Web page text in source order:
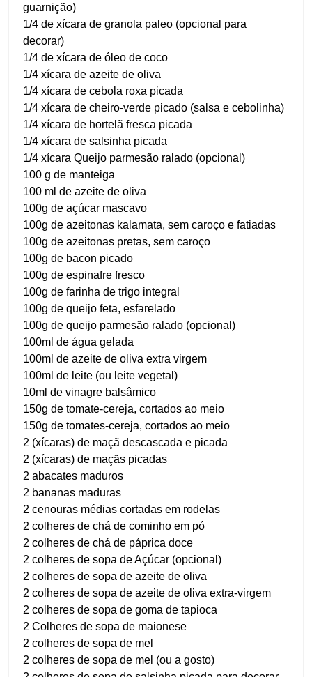
guarnição)
1/4 de xícara de granola paleo (opcional para
decorar)
1/4 de xícara de óleo de coco
1/4 xícara de azeite de oliva
1/4 xícara de cebola roxa picada
1/4 xícara de cheiro-verde picado (salsa e cebolinha)
1/4 xícara de hortelã fresca picada
1/4 xícara de salsinha picada
1/4 xícara Queijo parmesão ralado (opcional)
100 g de manteiga
100 ml de azeite de oliva
100g de açúcar mascavo
100g de azeitonas kalamata, sem caroço e fatiadas
100g de azeitonas pretas, sem caroço
100g de bacon picado
100g de espinafre fresco
100g de farinha de trigo integral
100g de queijo feta, esfarelado
100g de queijo parmesão ralado (opcional)
100ml de água gelada
100ml de azeite de oliva extra virgem
100ml de leite (ou leite vegetal)
10ml de vinagre balsâmico
150g de tomate-cereja, cortados ao meio
150g de tomates-cereja, cortados ao meio
2 (xícaras) de maçã descascada e picada
2 (xícaras) de maçãs picadas
2 abacates maduros
2 bananas maduras
2 cenouras médias cortadas em rodelas
2 colheres de chá de cominho em pó
2 colheres de chá de páprica doce
2 colheres de sopa de Açúcar (opcional)
2 colheres de sopa de azeite de oliva
2 colheres de sopa de azeite de oliva extra-virgem
2 colheres de sopa de goma de tapioca
2 Colheres de sopa de maionese
2 colheres de sopa de mel
2 colheres de sopa de mel (ou a gosto)